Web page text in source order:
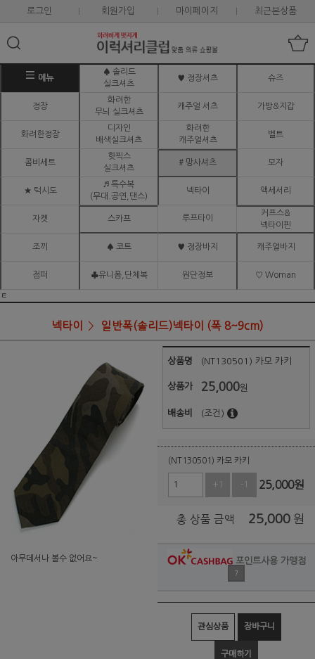
로그인 회원가입 마이페이지 최근본상품
메뉴
♠ 솔리드
실크셔츠
♥ 정장셔츠 슈즈
정장
화려한
무늬 실크셔츠
캐주얼 셔츠 가방&지갑
화려한정장
디자인
배색실크셔츠
화려한
캐주얼셔츠
벨트
콤비세트
핫픽스
실크셔츠
# 망사셔츠 모자
★ 턱시도
♬ 특수복
(무대.공연,댄스)
넥타이 액세서리
자켓 스카프 루프타이
커프스&
넥타이핀
조끼 ♠ 코트 ♥ 정장바지 캐주얼바지
점퍼 ♣유니폼,단체복 원단정보 ♡ Woman
ㅌ
넥타이 일반폭(솔리드)넥타이 (폭 8~9cm)
아무데서나 볼수 없어요~
상품명 (NT130501) 카모 카키
상품가 25,000원
배송비 (조건)
(NT130501) 카모 카키
+1 -1 25,000원
총 상품 금액 25,000 원
포인트사용 가맹점
?
관심상품 장바구니
구매하기